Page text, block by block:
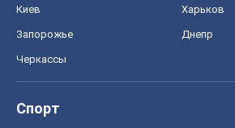
Киев Харьков
Запорожье Днепр
Черкассы
Спорт